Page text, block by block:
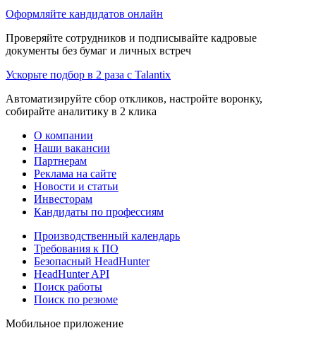
Оформляйте кандидатов онлайн
Проверяйте сотрудников и подписывайте кадровые
документы без бумаг и личных встреч
Ускорьте подбор в 2 раза с Talantix
Автоматизируйте сбор откликов, настройте воронку,
собирайте аналитику в 2 клика
О компании
Наши вакансии
Партнерам
Реклама на сайте
Новости и статьи
Инвесторам
Кандидаты по профессиям
Производственный календарь
Требования к ПО
Безопасный HeadHunter
HeadHunter API
Поиск работы
Поиск по резюме
Мобильное приложение